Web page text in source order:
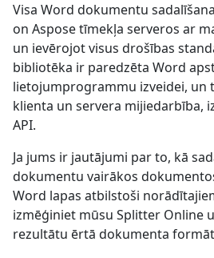
Visa Word dokumentu
on Aspose tīmekļa serveros ar
un ievērojot visus drošības
bibliotēka ir paredzēta Word
lietojumprogrammu izveidei, un
klienta un servera mijiedarbība,
API.
Ja jums ir jautājumi par to, kā
dokumentu vairākos
Word lapas atbilstoši
izmēģiniet mūsu Splitter Online
rezultātu ērtā dokumenta